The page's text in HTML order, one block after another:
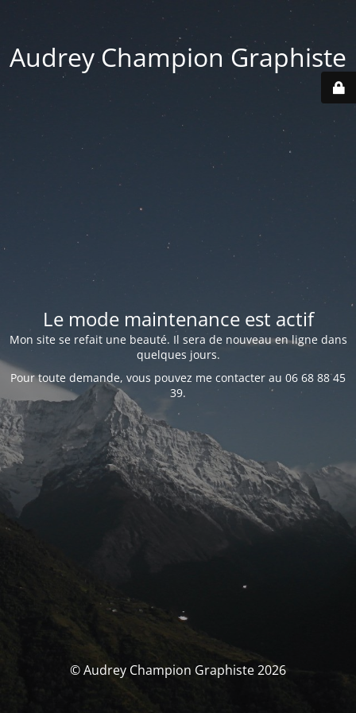
Audrey Champion Graphiste
Le mode maintenance est actif
Mon site se refait une beauté. Il sera de nouveau en ligne dans
quelques jours.
Pour toute demande, vous pouvez me contacter au 06 68 88 45
39.
© Audrey Champion Graphiste 2026